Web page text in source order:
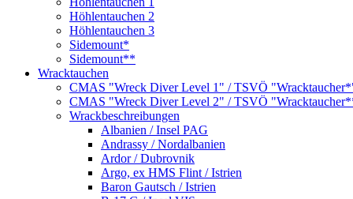
Höhlentauchen 2
Höhlentauchen 3
Sidemount*
Sidemount**
Wracktauchen
CMAS "Wreck Diver Level 1" / TSVÖ
CMAS "Wreck Diver Level 2" / TSVÖ
Wrackbeschreibungen
Albanien / Insel PAG
Andrassy / Nordalbanien
Ardor / Dubrovnik
Argo, ex HMS Flint / Istrien
Baron Gautsch / Istrien